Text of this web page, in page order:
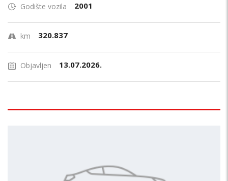
Godište vozila 2001
km 320.837
Objavljen 13.07.2026.